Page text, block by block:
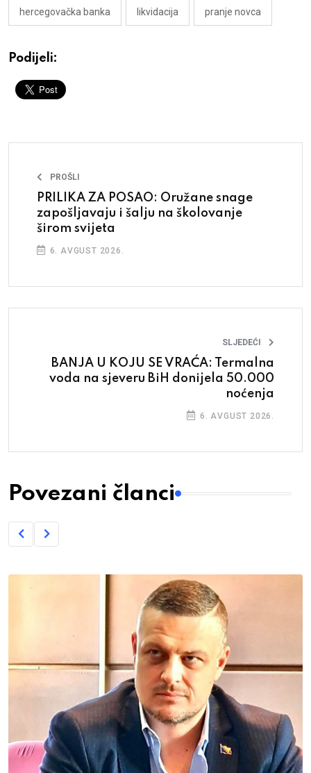
hercegovačka banka likvidacija pranje novca
Podijeli:
PROŠLI
PRILIKA ZA POSAO: Oružane snage
zapošljavaju i šalju na školovanje
širom svijeta
6. AVGUST 2026.
SLJEDEĆI
BANJA U KOJU SE VRAĆA: Termalna
voda na sjeveru BiH donijela 50.000
noćenja
6. AVGUST 2026.
Povezani članci